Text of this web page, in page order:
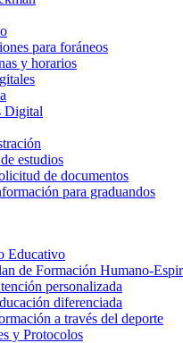
para foráneos
y horarios
Digital
estudios
de documentos
para graduandos
Educativo
de Formación Humano-
personalizada
diferenciada
a través del deporte
y Protocolos